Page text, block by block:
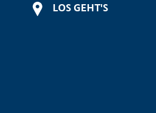
LOS GEHT'S